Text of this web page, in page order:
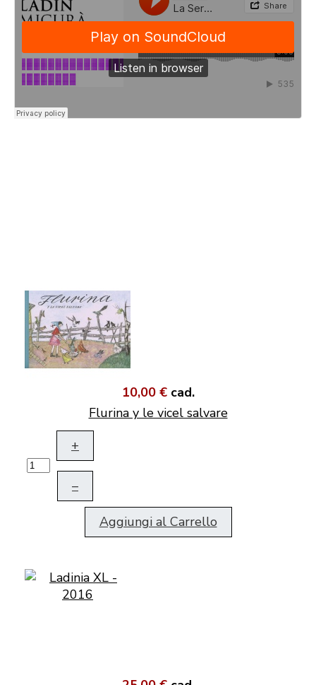
10,00 € cad.
Flurina y le vicel salvare
+
–
Aggiungi al Carrello